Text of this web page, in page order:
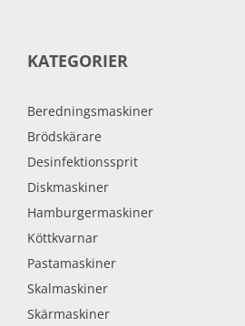
KATEGORIER
Beredningsmaskiner
Brödskärare
Desinfektionssprit
Diskmaskiner
Hamburgermaskiner
Köttkvarnar
Pastamaskiner
Skalmaskiner
Skärmaskiner